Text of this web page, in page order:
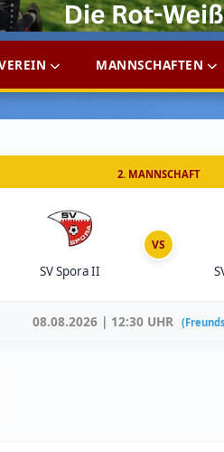
MANNSCHAFTEN
2. MANNSCHAFT
SV Spora II
VS
08.08.2026 | 12:30 UHR